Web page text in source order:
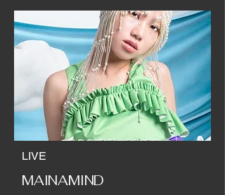
LIVE
MAINAMIND